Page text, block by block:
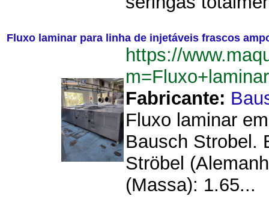
Fluxo laminar para linha de injetáveis frascos
https://
Fabricante:
Fluxo laminar
Bausch Strobel.
Ströbel
(Massa): 1.65...